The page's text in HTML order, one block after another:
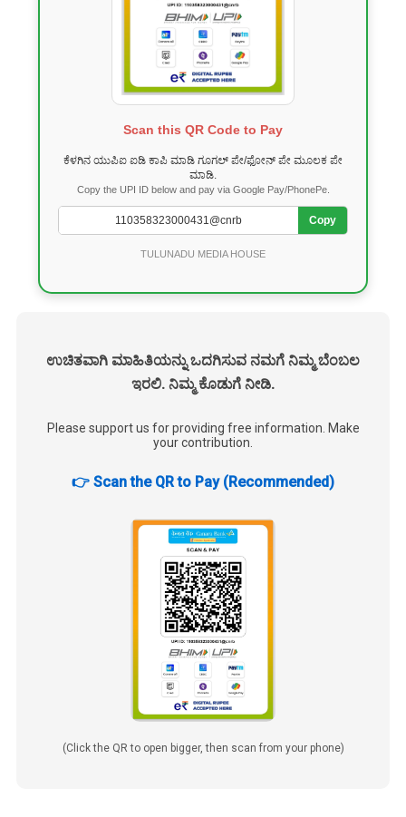
Scan this QR Code to Pay
ಕೆಳಗಿನ ಯುಪಿಐ ಐಡಿ ಕಾಪಿ ಮಾಡಿ ಗೂಗಲ್ ಪೇ/ಫೋನ್ ಪೇ ಮೂಲಕ ಪೇ
ಮಾಡಿ.
Copy the UPI ID below and pay via Google Pay/PhonePe.
Copy
TULUNADU MEDIA HOUSE
ಉಚಿತವಾಗಿ ಮಾಹಿತಿಯನ್ನು ಒದಗಿಸುವ ನಮಗೆ ನಿಮ್ಮ ಬೆಂಬಲ
ಇರಲಿ. ನಿಮ್ಮ ಕೊಡುಗೆ ನೀಡಿ.
Please support us for providing free information. Make
your contribution.
👉 Scan the QR to Pay (Recommended)
(Click the QR to open bigger, then scan from your phone)